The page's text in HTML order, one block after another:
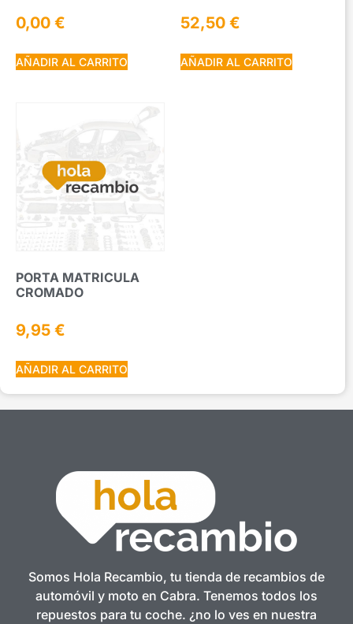
0,00 €
AÑADIR AL CARRITO
52,50 €
AÑADIR AL CARRITO
PORTA MATRICULA
CROMADO
9,95 €
AÑADIR AL CARRITO
Somos Hola Recambio, tu tienda de recambios de
automóvil y moto en Cabra. Tenemos todos los
repuestos para tu coche. ¿no lo ves en nuestra